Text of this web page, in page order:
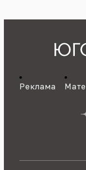
Реклама